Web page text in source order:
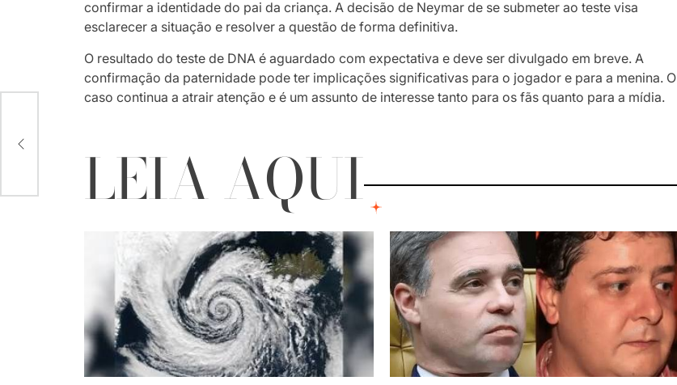
confirmar a identidade do pai da criança. A decisão de Neymar de se submeter ao teste visa
esclarecer a situação e resolver a questão de forma definitiva.
O resultado do teste de DNA é aguardado com expectativa e deve ser divulgado em breve. A
confirmação da paternidade pode ter implicações significativas para o jogador e para a menina. O
caso continua a atrair atenção e é um assunto de interesse tanto para os fãs quanto para a mídia.
LEIA AQUI